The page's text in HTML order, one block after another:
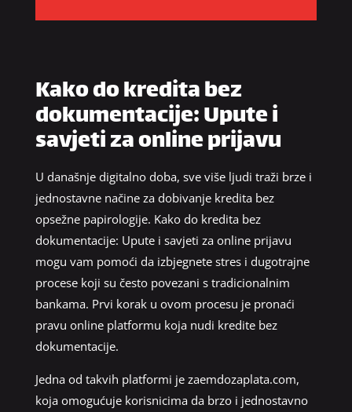
Kako do kredita bez
dokumentacije: Upute i
savjeti za online prijavu
U današnje digitalno doba, sve više ljudi traži brze i
jednostavne načine za dobivanje kredita bez
opsežne papirologije. Kako do kredita bez
dokumentacije: Upute i savjeti za online prijavu
mogu vam pomoći da izbjegnete stres i dugotrajne
procese koji su često povezani s tradicionalnim
bankama. Prvi korak u ovom procesu je pronaći
pravu online platformu koja nudi kredite bez
dokumentacije.
Jedna od takvih platformi je zaemdozaplata.com,
koja omogućuje korisnicima da brzo i jednostavno